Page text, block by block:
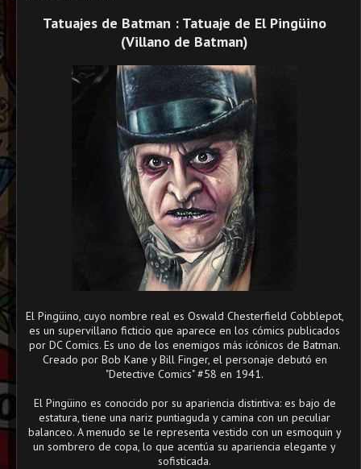
Tatuajes de Batman : Tatuaje de El Pingüino
(Villano de Batman)
El Pingüino, cuyo nombre real es Oswald Chesterfield Cobblepot,
es un supervillano ficticio que aparece en los cómics publicados
por DC Comics. Es uno de los enemigos más icónicos de Batman.
Creado por Bob Kane y Bill Finger, el personaje debutó en
"Detective Comics" #58 en 1941.
El Pingüino es conocido por su apariencia distintiva: es bajo de
estatura, tiene una nariz puntiaguda y camina con un peculiar
balanceo. A menudo se le representa vestido con un esmoquin y
un sombrero de copa, lo que acentúa su apariencia elegante y
sofisticada.